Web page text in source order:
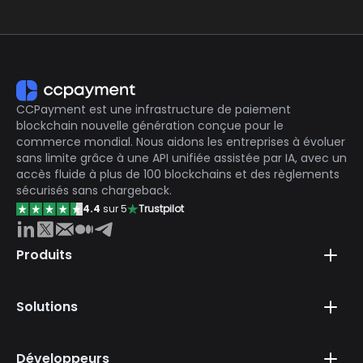
https://ccpayment.com/api/doc/?en#introduction
Telegram:https://t.me/CCPaymentSupportBot
CCPayment est une infrastructure de paiement
blockchain nouvelle génération conçue pour le
commerce mondial. Nous aidons les entreprises à évoluer
sans limite grâce à une API unifiée assistée par IA, avec un
accès fluide à plus de 100 blockchains et des règlements
sécurisés sans chargeback.
4.4 sur 5 Trustpilot
Produits
Solutions
Développeurs